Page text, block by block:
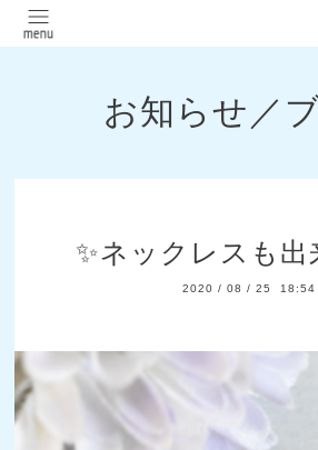
お知らせ／
✨ネックレスも出
2020 / 08 / 25 18:54